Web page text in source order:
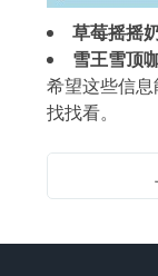
草莓摇摇
雪王雪顶
希望这些信
找找看。